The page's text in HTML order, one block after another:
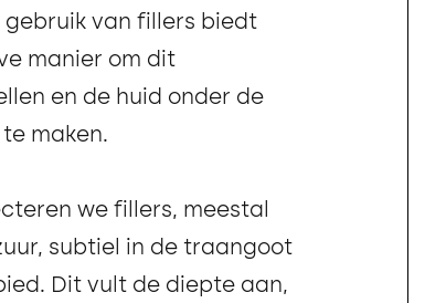
van fillers biedt
manier om dit
en de huid onder de
maken.
we fillers, meestal
subtiel in de traangoot
Dit vult de diepte aan,